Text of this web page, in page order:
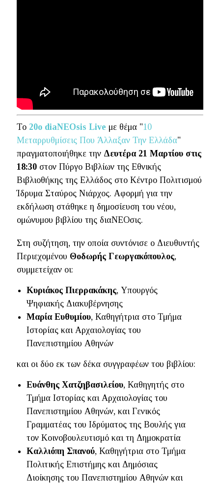
To 20o diaNEOsis Live με θέμα "10
Μεταρρυθμίσεις Που Άλλαξαν Την Ελλάδα"
πραγματοποιήθηκε την Δευτέρα 21 Μαρτίου στις
18:30στον Πύργο Βιβλίων της Εθνικής
Βιβλιοθήκης της Ελλάδος στο Κέντρο Πολιτισμού
Ίδρυμα Σταύρος Νιάρχος. Αφορμή για την
εκδήλωση στάθηκε η δημοσίευση του νέου,
ομώνυμου βιβλίου της διαΝΕΟσις.
Στη συζήτηση, την οποία συντόνισε ο Διευθυντής
Περιεχομένου Θοδωρής Γεωργακόπουλος,
συμμετείχαν οι:
Κυριάκος Πιερρακάκης, Υπουργός
Ψηφιακής Διακυβέρνησης
Μαρία Ευθυμίου, Καθηγήτρια στο Τμήμα
Ιστορίας και Αρχαιολογίας του
Πανεπιστημίου Αθηνών
και οι δύο εκ των δέκα συγγραφέων του βιβλίου:
Ευάνθης Χατζηβασιλείου, Καθηγητής στο
Τμήμα Ιστορίας και Αρχαιολογίας του
Πανεπιστημίου Αθηνών, και Γενικός
Γραμματέας του Ιδρύματος της Βουλής για
τον Κοινοβουλευτισμό και τη Δημοκρατία
Καλλιόπη Σπανού, Καθηγήτρια στο Τμήμα
Πολιτικής Επιστήμης και Δημόσιας
Διοίκησης του Πανεπιστημίου Αθηνών και